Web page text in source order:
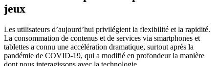
jeux
Les utilisateurs d’aujourd’hui privilégient la flexibilité et la rapidité.
La consommation de contenus et de services via smartphones et
tablettes a connu une accélération dramatique, surtout après la
pandémie de COVID-19, qui a modifié en profondeur la manière
dont nous interagissons avec la technologie.